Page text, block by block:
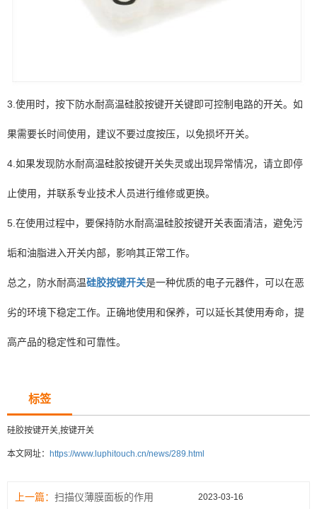
3.使用时，按下防水耐高温硅胶按键开关键即可控制电路的开关。如
果需要长时间使用，建议不要过度按压，以免损坏开关。
4.如果发现防水耐高温硅胶按键开关失灵或出现异常情况，请立即停
止使用，并联系专业技术人员进行维修或更换。
5.在使用过程中，要保持防水耐高温硅胶按键开关表面清洁，避免污
垢和油脂进入开关内部，影响其正常工作。
总之，防水耐高温硅胶按键开关是一种优质的电子元器件，可以在恶
劣的环境下稳定工作。正确地使用和保养，可以延长其使用寿命，提
高产品的稳定性和可靠性。
标签
硅胶按键开关,按键开关
本文网址： https://www.luphitouch.cn/news/289.html
上一篇： 扫描仪薄膜面板的作用 2023-03-16